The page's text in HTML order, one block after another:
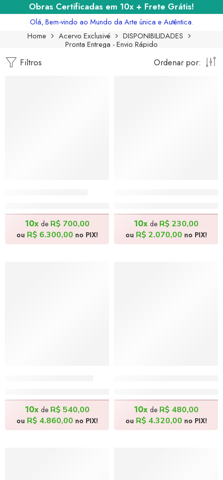
Obras Certificadas em 10x + Frete Grátis!
Olá, Bem-vindo ao Mundo da Arte única e Autêntica.
Home
Acervo Exclusivé
DISPONIBILIDADES
Pronta Entrega - Envio Rápido
Filtros Ordenar por:
10xde R$ 700,00
ou R$ 6.300,00 no PIX!
10xde R$ 230,00
ou R$ 2.070,00 no PIX!
10xde R$ 540,00
ou R$ 4.860,00 no PIX!
10xde R$ 480,00
ou R$ 4.320,00 no PIX!